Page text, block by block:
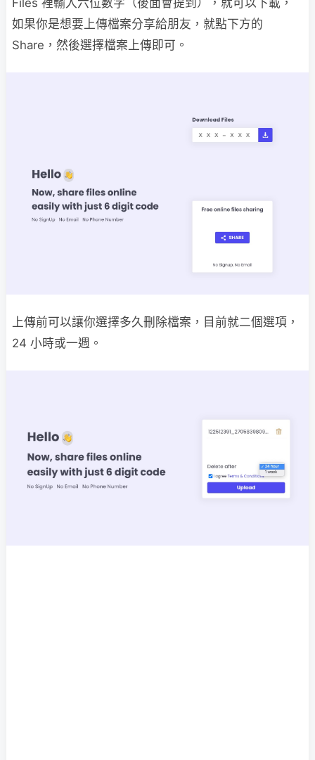
Files 裡輸入六位數字（後面會提到），就可以下載，
如果你是想要上傳檔案分享給朋友，就點下方的
Share，然後選擇檔案上傳即可。
上傳前可以讓你選擇多久刪除檔案，目前就二個選項，
24 小時或一週。